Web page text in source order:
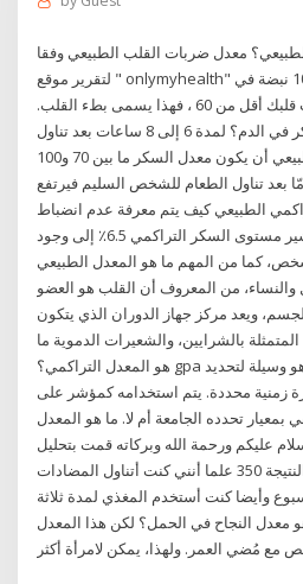
معدل ضربات القلب الطبيعي وفقا
لتقرير موقع " onlymyhealth" يُعرف عدديًا بـ 60 إلى 100 نبضة في
الدقيقة، وإذا كان معدل ضربات قلبك أقل من 60 ، فهذا يسمى بطء القلب.
ما هو المعدل الطبيعي للسكر في الدم؟ لمدة 6 إلى 8 ساعات بعد تناول
آخر وجبة وعندها من الطبيعي أن يكون معدل السكر ما بين 70 و100
بعد تناول الطعام للشخص السليم فيرتفع
الطبيعي كيف يتم معرفة عدم انضباط
مستويات السكر بدقّة؟ يشير مستوى السكر التراكمي 6.5٪ إلى وجود
كما من المهم ما هو المعدل الطبيعي
والنساء، من المعروف أن القلب هو العضو
ويعد مركز جهاز الدوران الذي يتكون
بالشرايين، والشعيرات الدموية ما
هو المعدل التراكمي؟ gpa يعني متوسط نقاط الدرجات وهو وسيلة لتحديد
زمنية محددة. يتم استخدامه كمؤشر على
بمعيار تحدده الجامعة أم لا. ما هو المعدل
عليكم ورحمة الله وبركاته قمت بتحليل
للدهون الثلاثية فكانت النتيجة 350 علما أنني كنت أتناول المضادات
وأيضا كنت أستخدم المغذي لمدة ثلاثة
معدل النجاح في الحمل؟ لكن هذا المعدل
مع مُضي العمر. ولهذا، يمكن لامرأة أكثر